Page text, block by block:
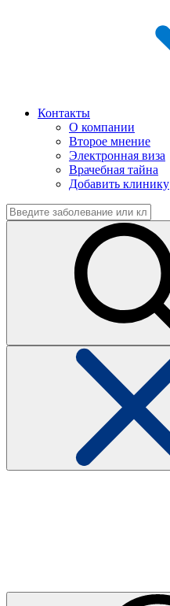
Контакты
О компании
Второе мнение
Электронная виза
Врачебная тайна
Добавить клинику